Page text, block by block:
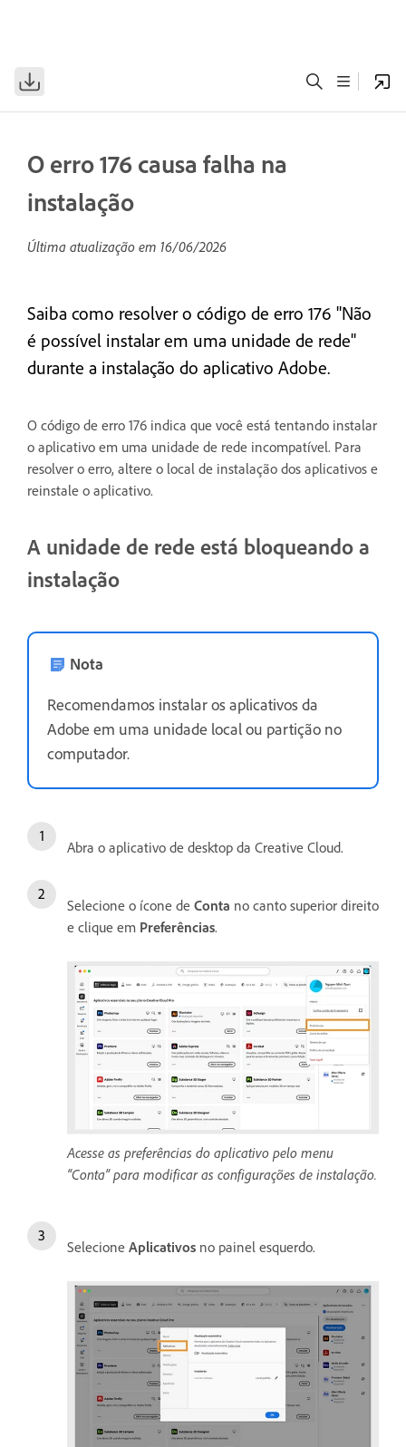
O erro 176 causa falha na
instalação
Última atualização em 16/06/2026
Saiba como resolver o código de erro 176 "Não
é possível instalar em uma unidade de rede"
durante a instalação do aplicativo Adobe.
O código de erro 176 indica que você está tentando instalar
o aplicativo em uma unidade de rede incompatível. Para
resolver o erro, altere o local de instalação dos aplicativos e
reinstale o aplicativo.
A unidade de rede está bloqueando a
instalação
Nota
Recomendamos instalar os aplicativos da
Adobe em uma unidade local ou partição no
computador.
Abra o aplicativo de desktop da Creative Cloud.
Selecione o ícone de Conta no canto superior direito
e clique em Preferências.
Acesse as preferências do aplicativo pelo menu
“Conta” para modificar as configurações de instalação.
Selecione Aplicativos no painel esquerdo.